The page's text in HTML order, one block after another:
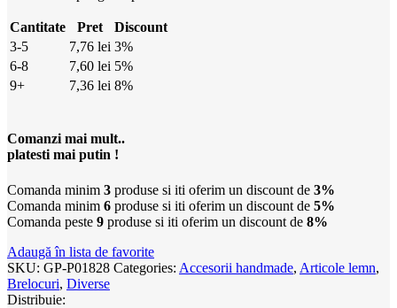
Cantitate Pret
Discount
3-5
7,76 lei 3%
6-8
7,60 lei 5%
9+
7,36 lei 8%
Comanzi mai mult..
platesti mai putin !
Comanda minim 3 produse si iti oferim un discount de 3%
Comanda minim 6 produse si iti oferim un discount de 5%
Comanda peste 9 produse si iti oferim un discount de 8%
Adaugă în lista de favorite
SKU: GP-P01828 Categories: Accesorii handmade, Articole lemn,
Brelocuri, Diverse
Distribuie: